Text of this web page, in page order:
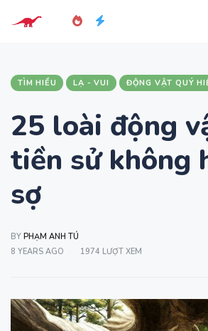
TÌM HIỂU LẠ - VUI ĐỘNG VẬT QUÝ
25 loài động
tiền sử không
sợ
BY PHẠM ANH TÚ
8 YEARS AGO
1974 LƯỢT XEM